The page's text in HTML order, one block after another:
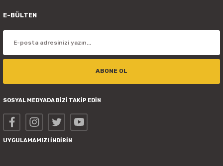
E-BÜLTEN
ABONE OL
SOSYAL MEDYADA BİZİ TAKİP EDİN
UYGULAMAMIZI İNDİRİN